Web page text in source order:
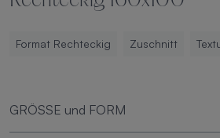
Format Rechteckig Zuschnitt
GRÖSSE und FORM